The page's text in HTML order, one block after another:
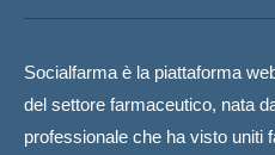
Socialfarma è la piattaforma
del settore farmaceutico, nata
professionale che ha visto uniti